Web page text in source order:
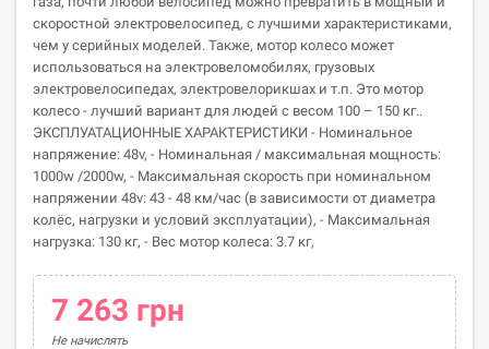
скоростной электровелосипед, с лучшими характеристиками,
чем у серийных моделей. Также, мотор колесо может
использоваться на электровеломобилях, грузовых
электровелосипедах, электровелорикшах и т.п. Это мотор
колесо - лучший вариант для людей с весом 100 – 150 кг..
ЭКСПЛУАТАЦИОННЫЕ ХАРАКТЕРИСТИКИ - Номинальное
напряжение: 48v, - Номинальная / максимальная мощность:
1000w /2000w, - Максимальная скорость при номинальном
напряжении 48v: 43 - 48 км/час (в зависимости от диаметра
колёс, нагрузки и условий эксплуатации), - Максимальная
нагрузка: 130 кг, - Вес мотор колеса: 3.7 кг,
7 263 грн
Не начислять